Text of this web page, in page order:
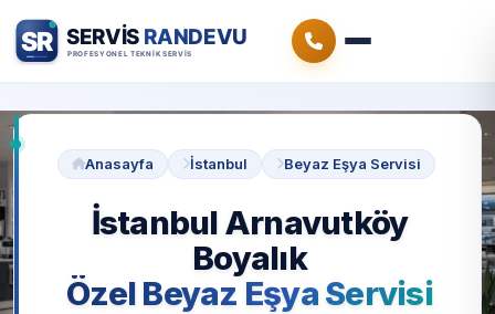
Anasayfa İstanbul Beyaz Eşya Servisi
İstanbul Arnavutköy
Boyalık
Özel Beyaz Eşya Servisi